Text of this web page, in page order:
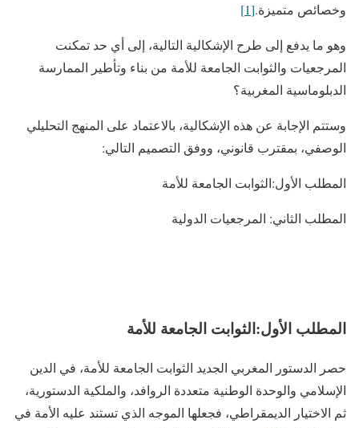
وخصائص متميزة.[1]
وهو ما يدفع إلى طرح الإشكالية التالية، إلى أي حد تمكنت
المرجعيات والثوابت الجامعة للأمة من بناء وتأطير الممارسة
الدبلوماسية المغربية؟
وستتم الإجابة عن هذه الإشكالية، بالاعتماد على المنهج التحليلي
الوصفي، بمقترب قانوني، ووفق التصميم التالي:
المطلب الأول:الثوابت الجامعة للأمة
المطلب الثاني: المرجعيات الدولية
المطلب الأول:الثوابت الجامعة للأمة
حصر الدستور المغربي الجديد الثوابت الجامعة للأمة، في الدين
الإسلامي والوحدة الوطنية متعددة الروافد، والملكية الدستورية،
ثم الاختيار الديمقراطي، فجعلها الموجه الذي تستند عليه الأمة في